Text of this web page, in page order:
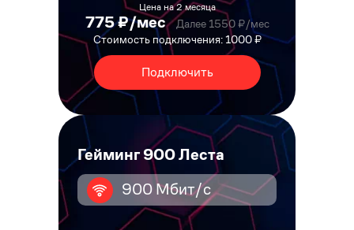
Цена на 2 месяца
775 ₽/мес
Далее 1550 ₽/мес
Стоимость подключения: 1000 ₽
Подключить
Гейминг 900 Леста
900 Мбит/с